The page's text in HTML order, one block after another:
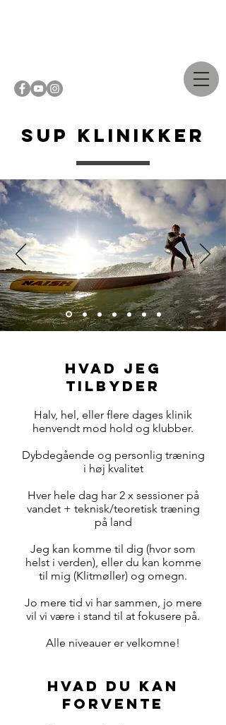
SUP klinikker
Hvad jeg
tilbyder
Halv, hel, eller flere dages klinik
henvendt mod hold og klubber.
Dybdegående og personlig træning
i høj kvalitet
Hver hele dag har 2 x sessioner på
vandet + teknisk/teoretisk træning
på land
Jeg kan komme til dig (hvor som
helst i verden), eller du kan komme
til mig (Klitmøller) og omegn.
Jo mere tid vi har sammen, jo mere
vil vi være i stand til at fokusere på.
Alle niveauer er velkomne!
Hvad du kan
forvente